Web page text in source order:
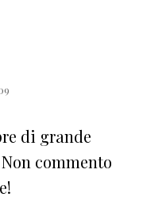
di grande
commento